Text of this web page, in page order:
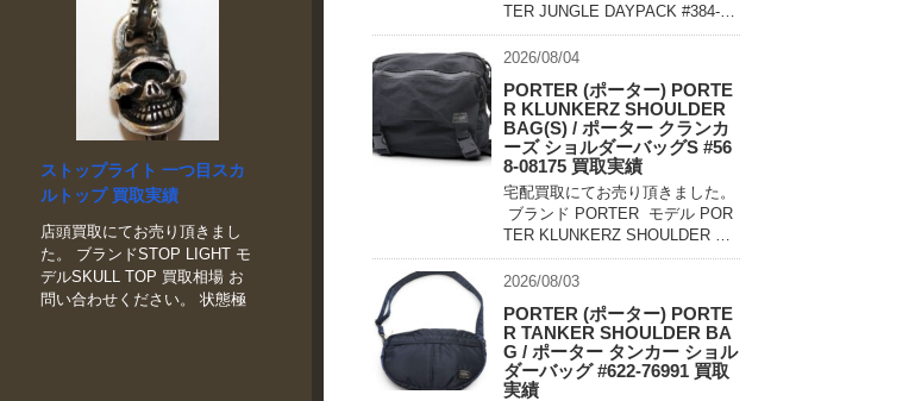
ストップライト 一つ目スカ
ルトップ 買取実績
店頭買取にてお売り頂きまし
た。 ブランドSTOP LIGHT モ
デルSKULL TOP 買取相場 お
問い合わせください。 状態極
TER JUNGLE DAYPACK #384-18
196 買取相場 お問い合わせくだ
さい。 状態 美中古品 軽量でコン
2026/08/04
PORTER (ポーター) PORTE
R KLUNKERZ SHOULDER
BAG(S) / ポーター クランカ
ーズ ショルダーバッグS #56
8-08175 買取実績
宅配買取にてお売り頂きました。
ブランド PORTER モデル POR
TER KLUNKERZ SHOULDER BA
G(S) #568-08175 買取相場 お問
い合わせください。 状態 美中古
2026/08/03
PORTER (ポーター) PORTE
R TANKER SHOULDER BA
G / ポーター タンカー ショル
ダーバッグ #622-76991 買取
実績